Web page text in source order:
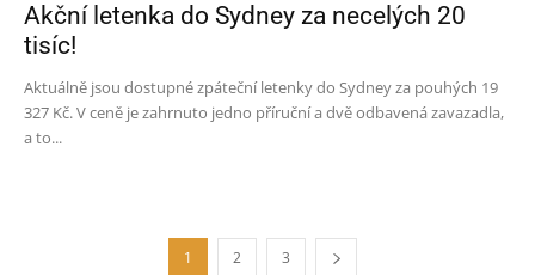
Akční letenka do Sydney za necelých 20
tisíc!
Aktuálně jsou dostupné zpáteční letenky do Sydney za pouhých 19
327 Kč. V ceně je zahrnuto jedno příruční a dvě odbavená zavazadla,
a to...
1 2 3